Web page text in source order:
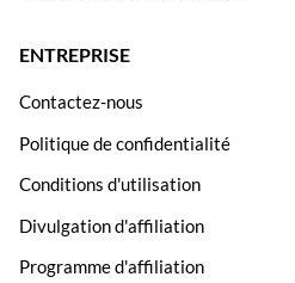
ENTREPRISE
Contactez-nous
Politique de confidentialité
Conditions d'utilisation
Divulgation d'affiliation
Programme d'affiliation